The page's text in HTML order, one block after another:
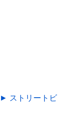
► ストリートビ